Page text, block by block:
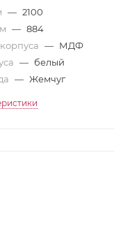
— 2100
— 884
— МДФ
— белый
— Жемчуг